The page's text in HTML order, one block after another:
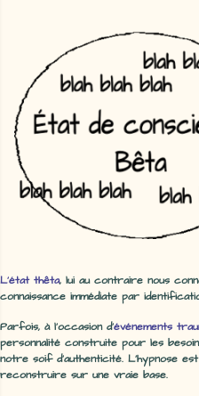
L'état thêta, lui au contraire nous
connaissance immédiate par
Parfois, à l'occasion d'événements
personnalité construite pour les
notre soif d'authenticité. L'hypnose
reconstruire sur une vraie base.